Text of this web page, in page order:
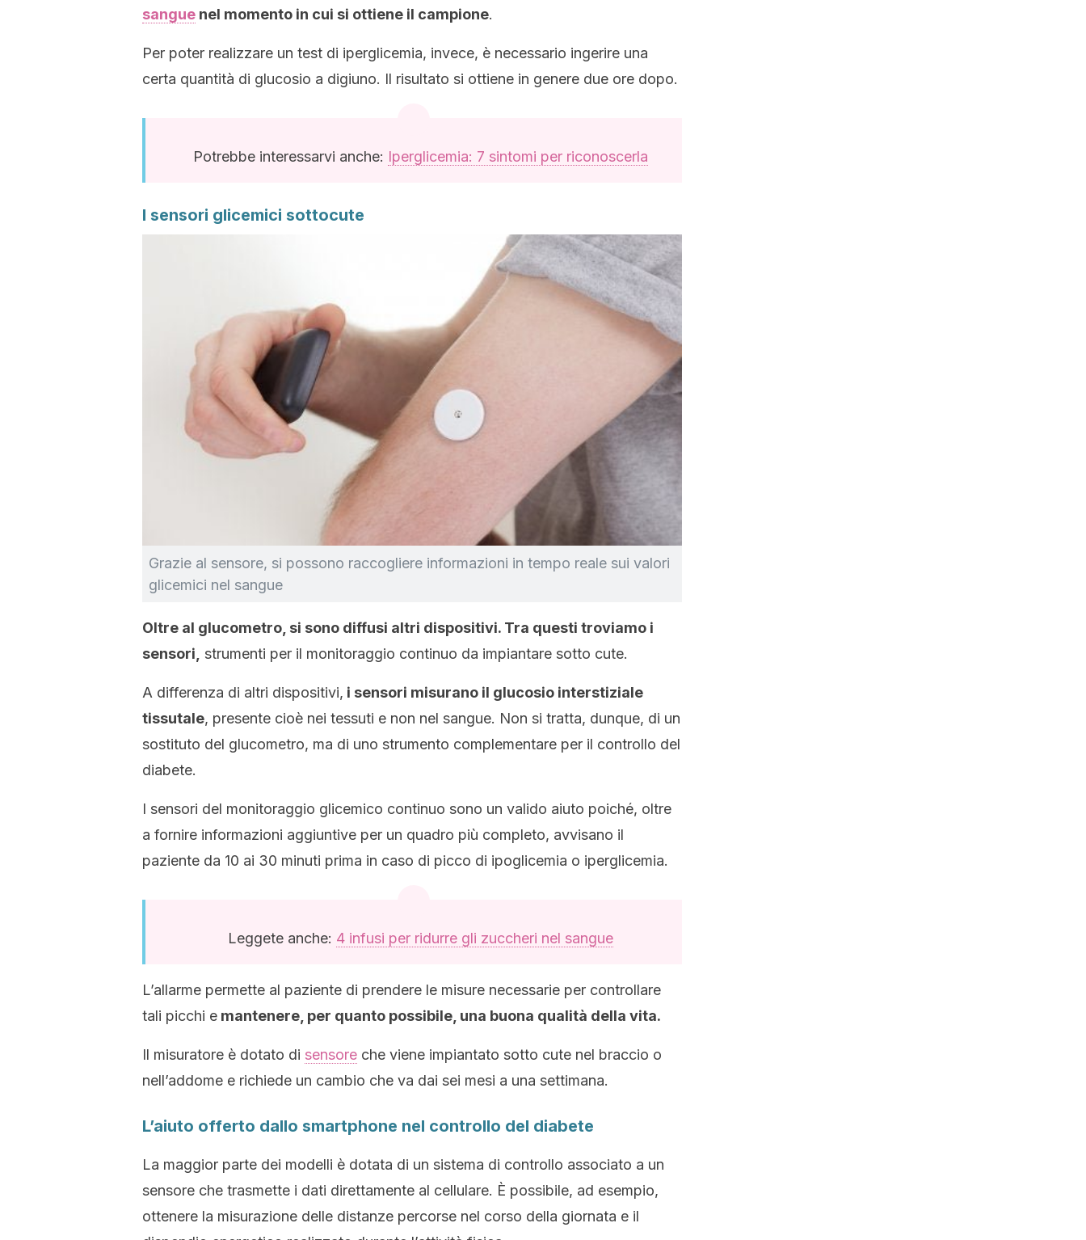
sangue nel momento in cui si ottiene il campione.
Per poter realizzare un test di iperglicemia, invece, è necessario ingerire una
certa quantità di glucosio a digiuno. Il risultato si ottiene in genere due ore dopo.
Potrebbe interessarvi anche: Iperglicemia: 7 sintomi per riconoscerla
I sensori glicemici sottocute
Grazie al sensore, si possono raccogliere informazioni in tempo reale sui valori
glicemici nel sangue
Oltre al glucometro, si sono diffusi altri dispositivi. Tra questi troviamo i
sensori, strumenti per il monitoraggio continuo da impiantare sotto cute.
A differenza di altri dispositivi, i sensori misurano il glucosio interstiziale
tissutale, presente cioè nei tessuti e non nel sangue. Non si tratta, dunque, di un
sostituto del glucometro, ma di uno strumento complementare per il controllo del
diabete.
I sensori del monitoraggio glicemico continuo sono un valido aiuto poiché, oltre
a fornire informazioni aggiuntive per un quadro più completo, avvisano il
paziente da 10 ai 30 minuti prima in caso di picco di ipoglicemia o iperglicemia.
Leggete anche: 4 infusi per ridurre gli zuccheri nel sangue
L’allarme permette al paziente di prendere le misure necessarie per controllare
tali picchi e mantenere, per quanto possibile, una buona qualità della vita.
Il misuratore è dotato di sensore che viene impiantato sotto cute nel braccio o
nell’addome e richiede un cambio che va dai sei mesi a una settimana.
L’aiuto offerto dallo smartphone nel controllo del diabete
La maggior parte dei modelli è dotata di un sistema di controllo associato a un
sensore che trasmette i dati direttamente al cellulare. È possibile, ad esempio,
ottenere la misurazione delle distanze percorse nel corso della giornata e il